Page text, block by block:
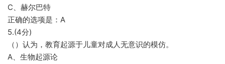
C、赫尔巴特
正确的选项是：A
5.(4分)
（）认为，教育起源于儿童对成人无意识的模仿。
A、生物起源论